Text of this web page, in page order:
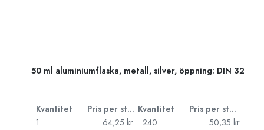
50 ml aluminiumflaska, metall, silver, öppning: DIN 32
Kvantitet Pris per styck Kvantitet
Pris per styck
1
64,25 kr
240
50,35 kr